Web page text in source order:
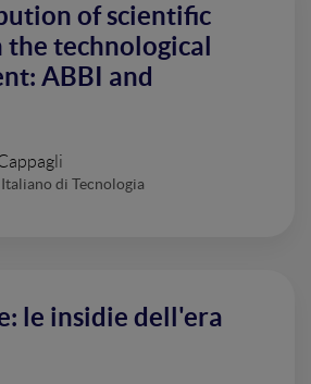
of scientific
the technological
ABBI and
di Tecnologia
le insidie dell'era